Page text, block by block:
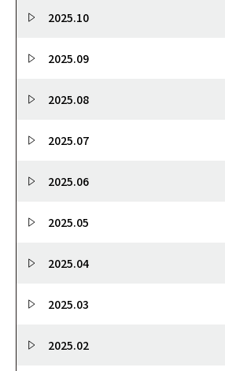
2025.10
2025.09
2025.08
2025.07
2025.06
2025.05
2025.04
2025.03
2025.02